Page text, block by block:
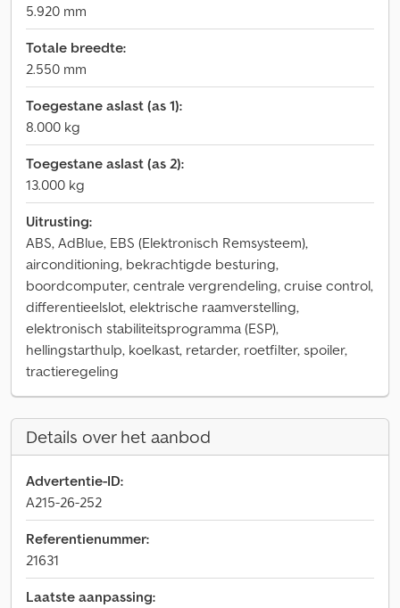
5.920 mm
Totale breedte:
2.550 mm
Toegestane aslast (as 1):
8.000 kg
Toegestane aslast (as 2):
13.000 kg
Uitrusting:
ABS, AdBlue, EBS (Elektronisch Remsysteem),
airconditioning, bekrachtigde besturing,
boordcomputer, centrale vergrendeling, cruise control,
differentieelslot, elektrische raamverstelling,
elektronisch stabiliteitsprogramma (ESP),
hellingstarthulp, koelkast, retarder, roetfilter, spoiler,
tractieregeling
Details over het aanbod
Advertentie-ID:
A215-26-252
Referentienummer:
21631
Laatste aanpassing: